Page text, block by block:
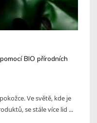
BIO přírodních
Ve světě, kde je
se stále více lid ...